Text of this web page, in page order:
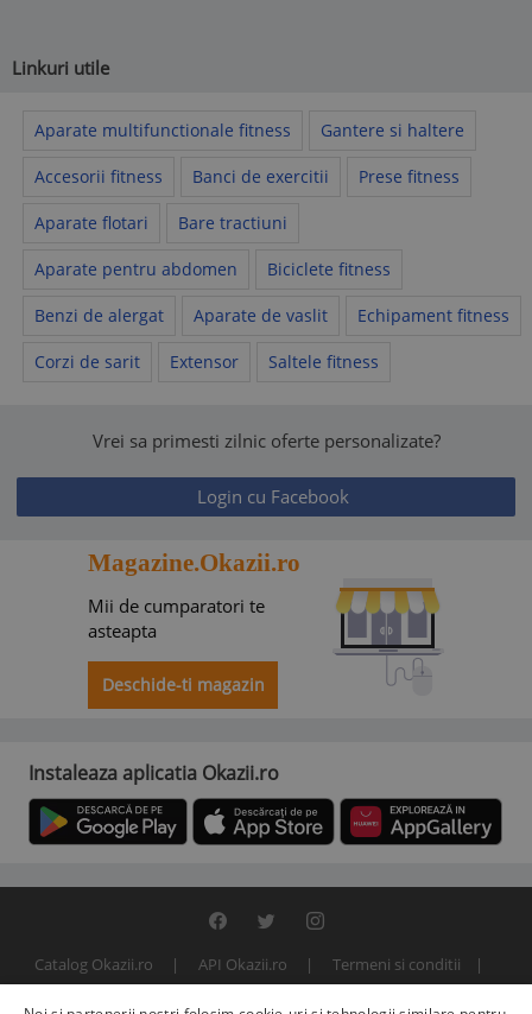
Linkuri utile
Aparate multifunctionale fitness Gantere si haltere
Accesorii fitness Banci de exercitii Prese fitness
Aparate flotari Bare tractiuni
Aparate pentru abdomen Biciclete fitness
Benzi de alergat Aparate de vaslit Echipament fitness
Corzi de sarit Extensor Saltele fitness
Vrei sa primesti zilnic oferte personalizate?
Login cu Facebook
Magazine.Okazii.ro
Mii de cumparatori te
asteapta
Deschide-ti magazin
Instaleaza aplicatia Okazii.ro
Catalog Okazii.ro API Okazii.ro
Termeni si conditii